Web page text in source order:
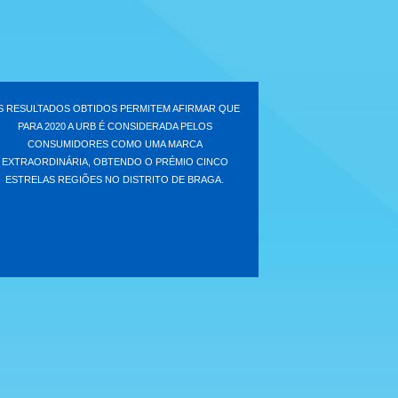
RESULTADOS OBTIDOS PERMITEM AFIRMAR QUE
PARA 2020 A URB É CONSIDERADA PELOS
CONSUMIDORES COMO UMA MARCA
EXTRAORDINÁRIA, OBTENDO O PRÉMIO CINCO
ESTRELAS REGIÕES NO DISTRITO DE BRAGA.